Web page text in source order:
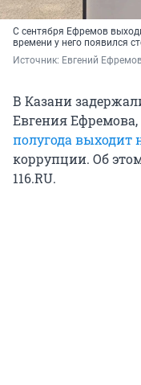
С сентября Ефремов
времени у него появился
Источник: Евгений
В Казани
Евгения
полугода
коррупции. Об
116.RU.